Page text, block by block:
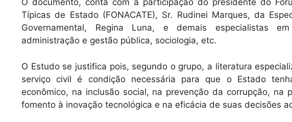
O documento, conta com a participação do presidente do
Típicas de Estado (FONACATE), Sr. Rudinei Marques, da
Governamental, Regina Luna, e demais especialistas
administração e gestão pública, sociologia, etc.
O Estudo se justifica pois, segundo o grupo, a literatura
serviço civil é condição necessária para que o Estado
econômico, na inclusão social, na prevenção da corrupção, na
fomento à inovação tecnológica e na eficácia de suas decisões